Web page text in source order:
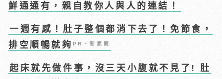
鮮通通有，親自教你人與人的連結！
一週有感！肚子整個都消下去了！免節食，
排空順暢就夠 PR・新素簡
起床就先做件事，沒三天小腹就不見了! 肚